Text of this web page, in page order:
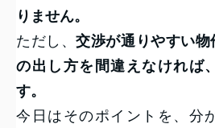
りません。
ただし、交渉が通りやすい
の出し方を間違えなければ
す。
今日はそのポイントを、分